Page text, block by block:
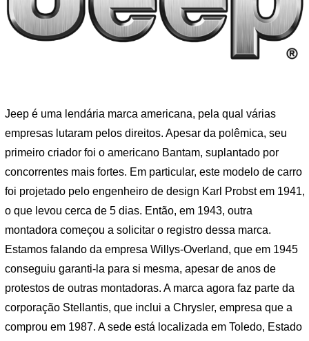
Jeep é uma lendária marca americana, pela qual várias
empresas lutaram pelos direitos. Apesar da polêmica, seu
primeiro criador foi o americano Bantam, suplantado por
concorrentes mais fortes. Em particular, este modelo de carro
foi projetado pelo engenheiro de design Karl Probst em 1941,
o que levou cerca de 5 dias. Então, em 1943, outra
montadora começou a solicitar o registro dessa marca.
Estamos falando da empresa Willys-Overland, que em 1945
conseguiu garanti-la para si mesma, apesar de anos de
protestos de outras montadoras. A marca agora faz parte da
corporação Stellantis, que inclui a Chrysler, empresa que a
comprou em 1987. A sede está localizada em Toledo, Estado